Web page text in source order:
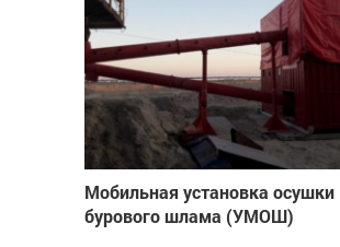
Мобильная установка осушки
бурового шлама (УМОШ)